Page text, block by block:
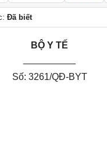
Đã biết
BỘ Y TẾ
Số: 3261/QĐ-BYT